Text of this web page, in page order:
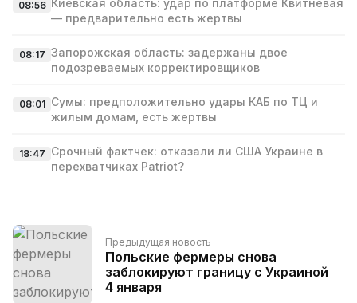
08:56 Киевская область: удар по платформе Квитневая
— предварительно есть жертвы
08:17 Запорожская область: задержаны двое
подозреваемых корректировщиков
08:01 Сумы: предположительно удары КАБ по ТЦ и
жилым домам, есть жертвы
18:47 Срочный фактчек: отказали ли США Украине в
перехватчиках Patriot?
Предыдущая новость
Польские фермеры снова
заблокируют границу с Украиной
4 января